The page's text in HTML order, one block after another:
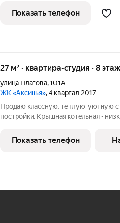
благоприятную территорию на площади 30
ключи сразу при покупке.
Показать телефон
27 м² · квартира-студия · 8
улица Платова,101А
ЖК «Аксинья», 4 квартал 2017
Продаю классную, теплую, уютную
постройки. Крышная кoтeльная -
детский сад. В пешей доступности
готова к
Показать телефон